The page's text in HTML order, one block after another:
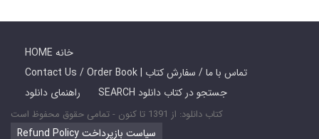
HOME خانه
Contact Us / Order Book | تماس با ما / سفارش کتاب
راهنمای دانلود
SEARCH جستجو در کتاب دانلود
کتاب دانلود: از 1391 تا کنون - تمامی حقوق محفوظ است
Refund Policy سیاست بازپرداخت